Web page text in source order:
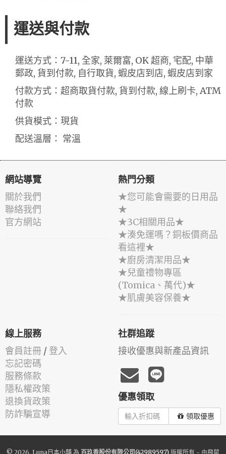
運送與付款
運送方式：7-11, 全家, 萊爾富, OK 超商, 宅配, 中華
郵政, 貨到付款, 自行取貨, 蝦皮店到店, 蝦皮店到家
付款方式：超商取貨付款, 貨到付款, 線上刷卡, ATM
付款
供貨模式：現貨
配送溫層： 常溫
網站導覽
關於我們
聯絡我們
官方網站
熱門分類
★您可能會需要的日用品
★
★3C相關用品★
★湊免運嗎？銅板價商品
看這裡★
★廚房清潔用品★
★兒童禮物專區
(Tomica、萬代)★
★肌膚美容保養★
線上服務
會員註冊 / 登入
忘記密碼
服務條款
隱私權政策
退換貨政策
防詐騙宣導
社群追蹤
接收優惠與新產品資訊
優惠領取
領取優惠
© 2026. Luna日本小舖 為 百玖香股份有限公司(42989597) 版權所有 - 由飛鼠